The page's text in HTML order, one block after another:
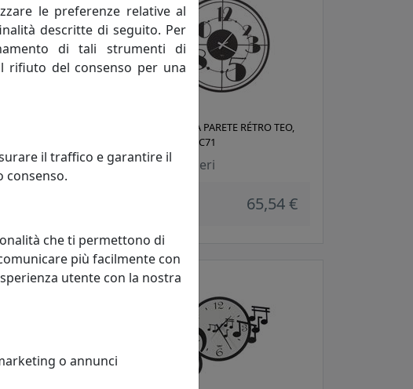
OROLOGIO DA PARETE RÉTRO TEO,
COD. 0OR3479C71
Arti e Mestieri
65,54 €
le preferenze relative al
descritte di seguito. Per
di tali strumenti di
rifiuto del consenso per una
il traffico e garantire il
consenso.
che ti permettono di
più facilmente con
utente con la nostra
o annunci